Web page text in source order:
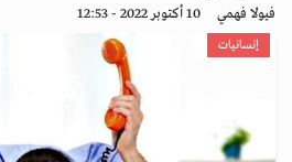
فيولا فهمي 10 أكتوبر 2022 - 12:53
إنسانيات